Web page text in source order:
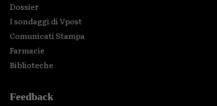
Dossier
I sondaggi di Vpost
Comunicati Stampa
Farmacie
Biblioteche
Feedback